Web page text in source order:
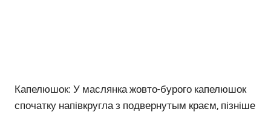
Капелюшок: У маслянка жовто-бурого капелюшок
спочатку напівкругла з подвернутым краєм, пізніше